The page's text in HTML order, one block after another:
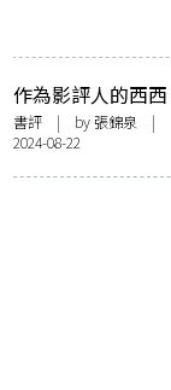
作為影評人的西西
——讀《西西看電
影》
書評 | by張錦泉 |
2024-08-22